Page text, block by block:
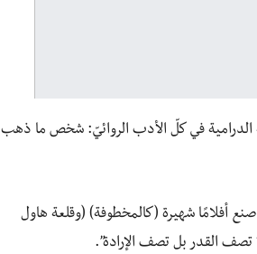
الدرامية في كلّ الأدب الروائيّ: شخص ما ذهب
صنع أفلامًا شهيرة (كالمخطوفة) (وقلعة هاول
تصف القدر بل تصف الإرادة”.